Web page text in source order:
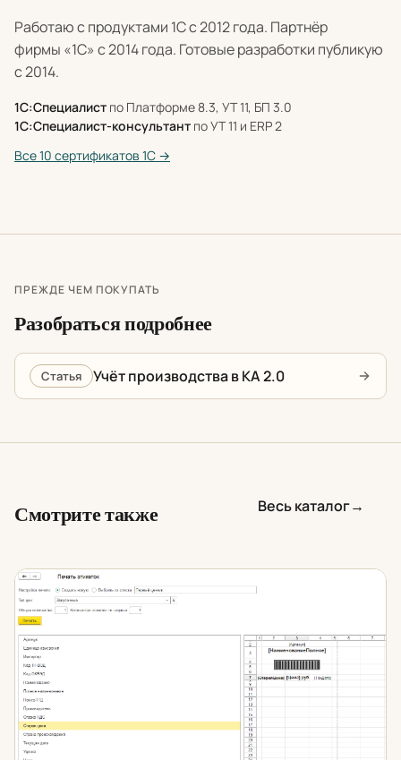
Работаю с продуктами 1С с 2012 года. Партнёр
фирмы «1С» с 2014 года. Готовые разработки публикую
с 2014.
1С:Специалист по Платформе 8.3, УТ 11, БП 3.0
1С:Специалист-консультант по УТ 11 и ERP 2
Все 10 сертификатов 1С →
ПРЕЖДЕ ЧЕМ ПОКУПАТЬ
Разобраться подробнее
Статья Учёт производства в КА 2.0
Смотрите также Весь каталог→
Печать этикеток и ценников в 1С